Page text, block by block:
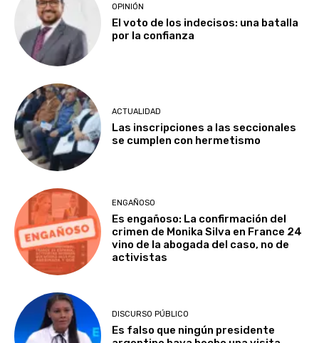
OPINIÓN
El voto de los indecisos: una batalla
por la confianza
ACTUALIDAD
Las inscripciones a las seccionales
se cumplen con hermetismo
ENGAÑOSO
Es engañoso: La confirmación del
crimen de Monika Silva en France 24
vino de la abogada del caso, no de
activistas
DISCURSO PÚBLICO
Es falso que ningún presidente